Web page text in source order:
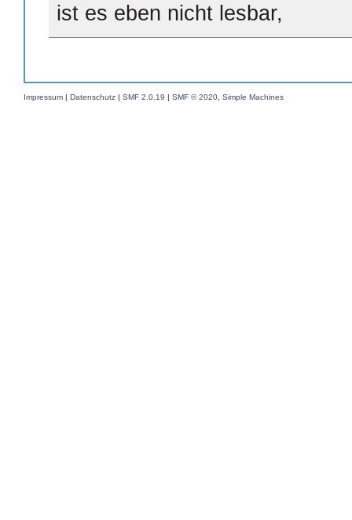
ist es eben nicht lesbar,
Impressum | Datenschutz | SMF 2.0.19 | SMF © 2020, Simple Machines